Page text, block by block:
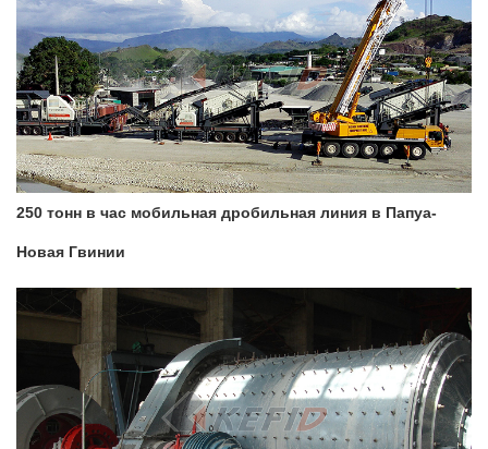
250 тонн в час мобильная дробильная линия в Папуа-
Новая Гвинии